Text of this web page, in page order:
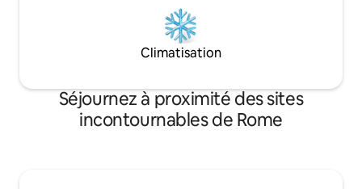
Climatisation
Séjournez à proximité des sites
incontournables de Rome